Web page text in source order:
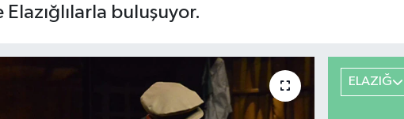
buluşuyor.
ELAZIĞ